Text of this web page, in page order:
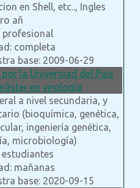
en Shell, etc.., Ingles
añ
profesional
completa
base: 2009-06-29
la Universiad del País
en virología
a nivel secundaria, y
(bioquímica, genética,
ingeniería genética,
microbiología)
estudiantes
mañanas
base: 2020-09-15